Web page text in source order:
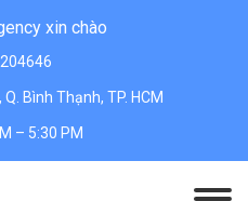
xin chào
Bình Thạnh, TP. HCM
– 5:30 PM